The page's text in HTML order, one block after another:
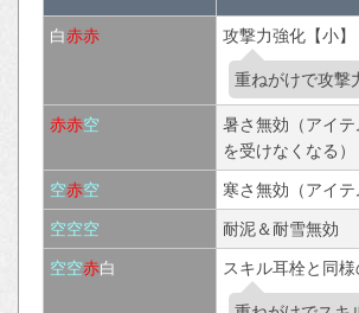
白赤赤 攻撃力強化【小】
重ねがけで攻撃
赤赤空
暑さ無効（アイ
を受けなくなる）
空赤空 寒さ無効（アイ
空空空 耐泥＆耐雪無効
空空赤白 スキル耳栓と同